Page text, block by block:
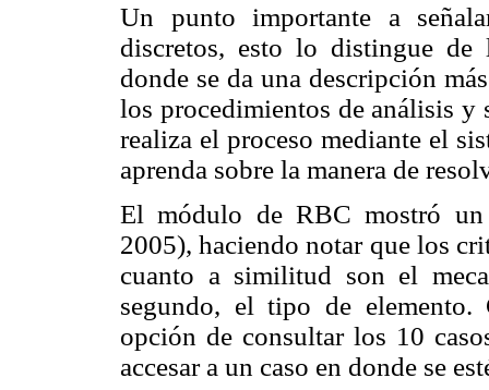
Un punto importante a
discretos, esto lo distingue de
donde se da una descripción
los procedimientos de análisis y
realiza el proceso mediante el
aprenda sobre la manera de
El módulo de RBC mostró un
2005), haciendo notar que los
cuanto a similitud son el
segundo, el tipo de
opción de consultar los 10
accesar a un caso en donde se